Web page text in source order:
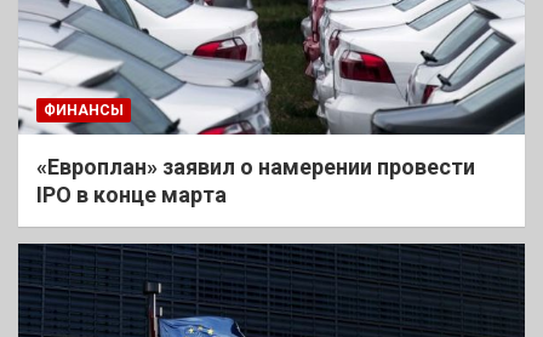
ФИНАНСЫ
«Европлан» заявил о намерении провести
IPO в конце марта